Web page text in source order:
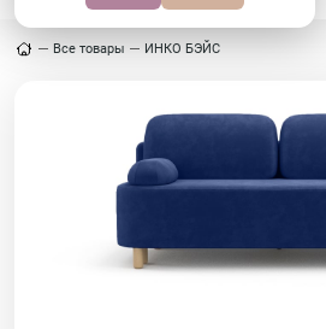
Все товары ИНКО БЭЙС